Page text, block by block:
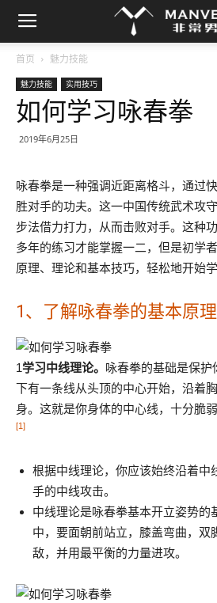
首页 魅力技能
魅力技能 实用技巧
如何学习咏春拳
2019年6月25日
咏春拳是一种强调近距离格斗，通过
胜对手的功夫。这一中国传统武术攻
步法借力打力，从而击败对手。这种
多年的练习才能掌握一二，但是初学
原理、理论和基本技巧，轻松地开始学
1、了解咏春拳的基本原理
1学习中线理论。 咏春拳的基础是保
下有一条线从头顶的中心开始，沿着
身。这就是你身体的中心线，十分脆
[1]
根据中线理论，你应该始终沿着中
手的中线攻击。
中线理论是咏春拳基本开立姿势的
中，要面朝前站立，膝盖弯曲，双
敌，并用最平衡的力量进攻。